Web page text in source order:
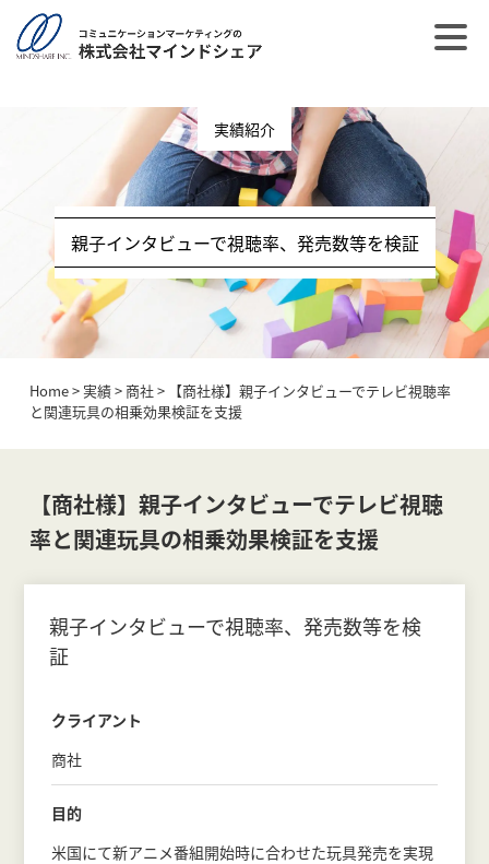
post_type = post
実績紹介
親子インタビューで視聴率、発売数等を検証
Home>実績> 商社> 【商社様】親子インタビューでテレビ視聴率
と関連玩具の相乗効果検証を支援
【商社様】親子インタビューでテレビ視聴
率と関連玩具の相乗効果検証を支援
親子インタビューで視聴率、発売数等を検
証
クライアント
商社
目的
米国にて新アニメ番組開始時に合わせた玩具発売を実現